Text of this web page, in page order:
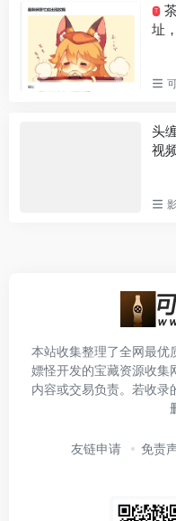
T
址
头
视
本站收集整理了全网最优
嫖怪开发的宝藏资源收集
内容或交易负责。若收录
友链申请 免责